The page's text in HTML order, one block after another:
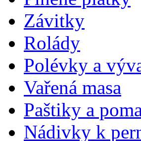
Závitky
Rolády
Polévky a
Vařená masa
Paštiky a
Nádivky k